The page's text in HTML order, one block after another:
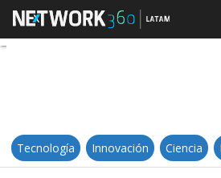
21.
Tecnología Innovación Ciencia